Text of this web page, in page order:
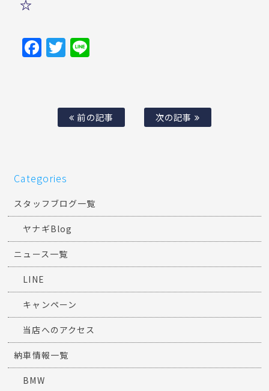
Categories
スタッフブログ一覧
ヤナギBlog
ニュース一覧